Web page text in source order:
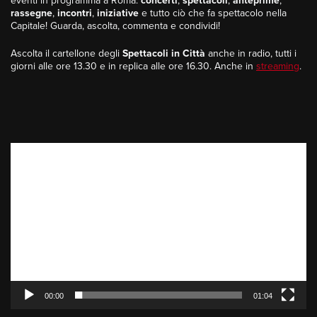
rassegne, incontri, iniziative e tutto ciò che fa spettacolo nella
Capitale! Guarda, ascolta, commenta e condividi!
Ascolta il cartellone degli Spettacoli in Città anche in radio, tutti i
giorni alle ore 13.30 e in replica alle ore 16.30. Anche in streaming.
00:00 01:04